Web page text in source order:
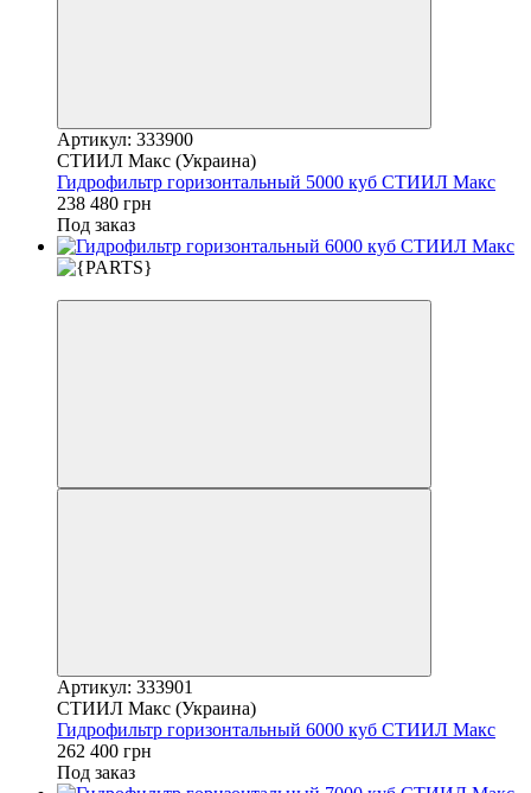
Артикул: 333900
СТИИЛ Макс (Украина)
Гидрофильтр горизонтальный 5000 куб СТИИЛ Макс
238 480 грн
Под заказ
Артикул: 333901
СТИИЛ Макс (Украина)
Гидрофильтр горизонтальный 6000 куб СТИИЛ Макс
262 400 грн
Под заказ